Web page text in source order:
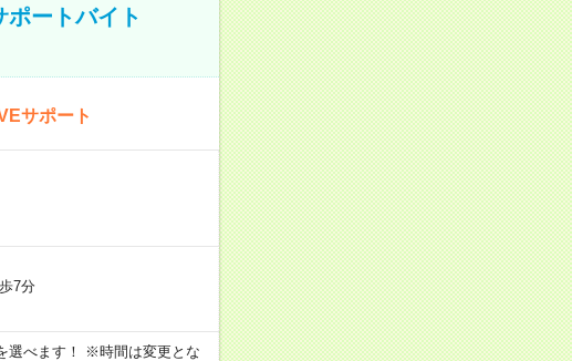
ートバイト
サポート
7分
選べます！ ※時間は変更とな